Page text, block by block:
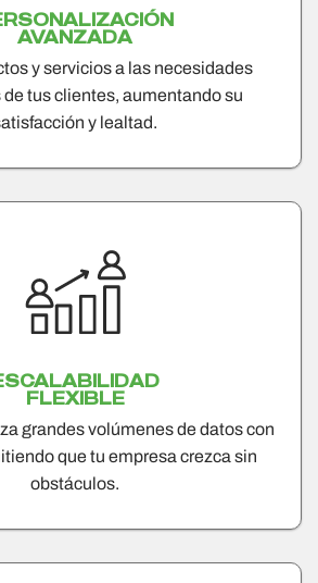
AVANZADA
y servicios a las necesidades
tus clientes, aumentando su
y lealtad.
FLEXIBLE
grandes volúmenes de datos con
que tu empresa crezca sin
obstáculos.